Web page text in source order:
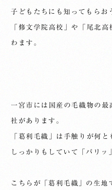
子どもたちにも知ってもらお
「修文学院高校」や「尾北
わます。
一宮市には国産の毛織物の
社があります。
「葛利毛織」は手触りが何
しっかりもしていて「パリッ
こちらが「葛利毛織」の生地